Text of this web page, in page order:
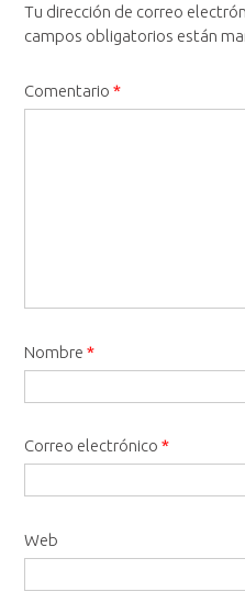
Tu dirección de correo
campos obligatorios están
Comentario *
Nombre *
Correo electrónico *
Web